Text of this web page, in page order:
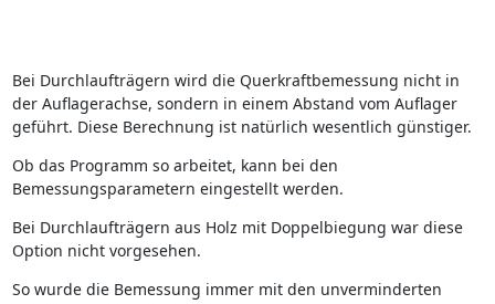
Bei Durchlaufträgern wird die Querkraftbemessung nicht in
der Auflagerachse, sondern in einem Abstand vom Auflager
geführt. Diese Berechnung ist natürlich wesentlich günstiger.
Ob das Programm so arbeitet, kann bei den
Bemessungsparametern eingestellt werden.
Bei Durchlaufträgern aus Holz mit Doppelbiegung war diese
Option nicht vorgesehen.
So wurde die Bemessung immer mit den unverminderten